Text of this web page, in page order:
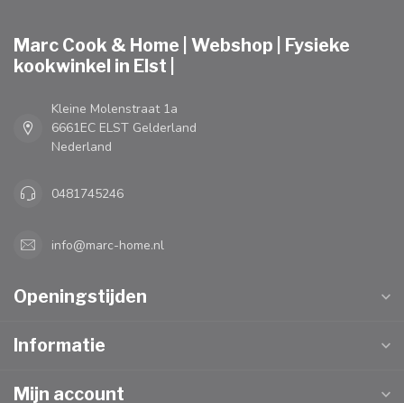
Marc Cook & Home | Webshop | Fysieke
kookwinkel in Elst |
Kleine Molenstraat 1a
6661EC ELST Gelderland
Nederland
0481745246
info@marc-home.nl
Openingstijden
Informatie
Mijn account